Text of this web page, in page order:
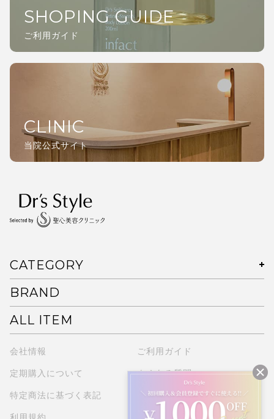
SHOPING GUIDE
ご利用ガイド
CLINIC
当院公式サイト
CATEGORY
BRAND
ALL ITEM
会社情報 ご利用ガイド
定期購入について よくある質問
特定商法に基づく表記 プライバシーポリシー
利用規約